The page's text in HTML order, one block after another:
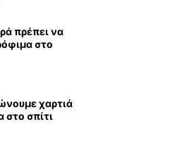
πρέπει να
στο
χαρτιά
στο σπίτι